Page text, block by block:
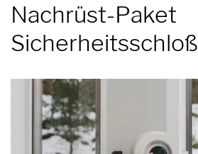
Nachrüst-Paket
Sicherheitsschloß